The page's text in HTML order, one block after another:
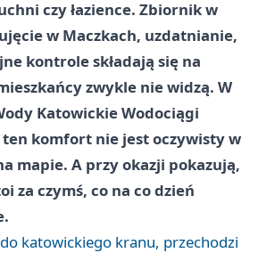
czy łazience. Zbiornik w
w Maczkach, uzdatnianie,
kontrole składają się na
zwykle nie widzą. W
Katowickie Wodociągi
komfort nie jest oczywisty w
mapie. A przy okazji pokazują,
za czymś, co na co dzień
katowickiego kranu, przechodzi